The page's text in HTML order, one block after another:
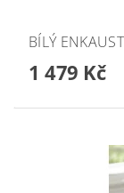
BÍLÝ
1 479 Kč